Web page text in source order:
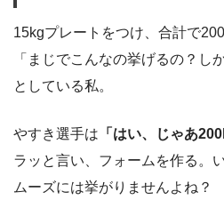
15kgプレートをつけ、合計で
「まじでこんなの挙げるの？し
としている私。
やすき選手は 「はい、じゃあ
ラッと言い、フォームを作る。
ムーズには挙がりませんよね？